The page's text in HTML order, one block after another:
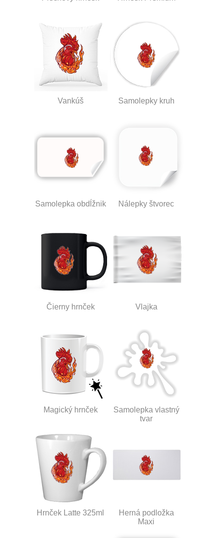
Vankúš Samolepky kruh
Samolepka obdĺžnik Nálepky štvorec
Čierny hrnček Vlajka
Magický hrnček
Samolepka vlastný
tvar
Hrnček Latte 325ml
Herná podložka
Maxi